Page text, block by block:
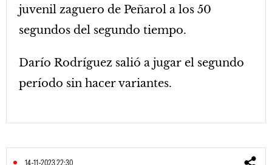
juvenil zaguero de Peñarol a los 50
segundos del segundo tiempo.
Darío Rodríguez salió a jugar el segundo
período sin hacer variantes.
14-11-2023 22:30